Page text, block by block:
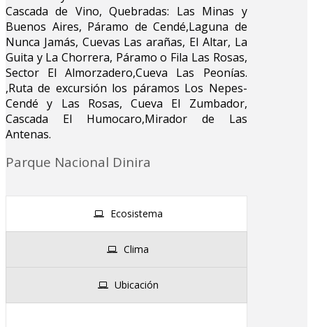
Cascada de Vino, Quebradas: Las Minas y
Buenos Aires, Páramo de Cendé,Laguna de
Nunca Jamás, Cuevas Las arañas, El Altar, La
Guita y La Chorrera, Páramo o Fila Las Rosas,
Sector El Almorzadero,Cueva Las Peonías.
,Ruta de excursión los páramos Los Nepes-
Cendé y Las Rosas, Cueva El Zumbador,
Cascada El Humocaro,Mirador de Las
Antenas.
Parque Nacional Dinira
Ecosistema
Clima
Ubicación